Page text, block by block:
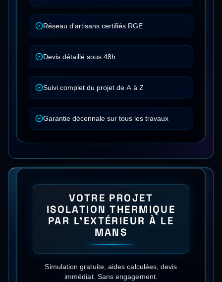
Réseau d'artisans certifiés RGE
Devis détaillé sous 48h
Suivi complet du projet de A à Z
Garantie décennale sur tous les travaux
VOTRE PROJET
ISOLATION THERMIQUE
PAR L'EXTÉRIEUR À LE
MANS
Simulation gratuite, aides calculées, devis
immédiat. Sans engagement.